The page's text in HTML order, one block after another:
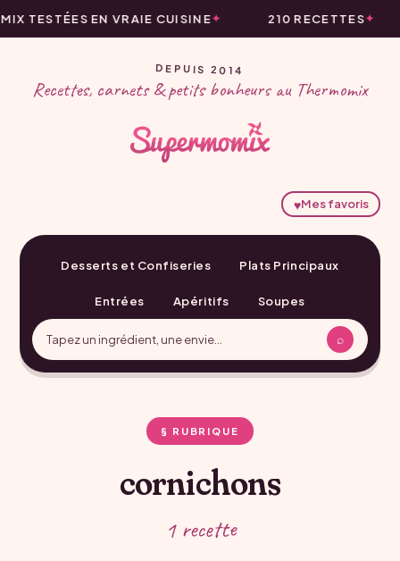
TESTÉES EN VRAIE CUISINE 210 RECETTES
DEPUIS 2014
Recettes, carnets & petits bonheurs au Thermomix
♥Mes favoris
Desserts et Confiseries Plats Principaux
Entrées Apéritifs Soupes
⌕
§ RUBRIQUE
cornichons
1 recette